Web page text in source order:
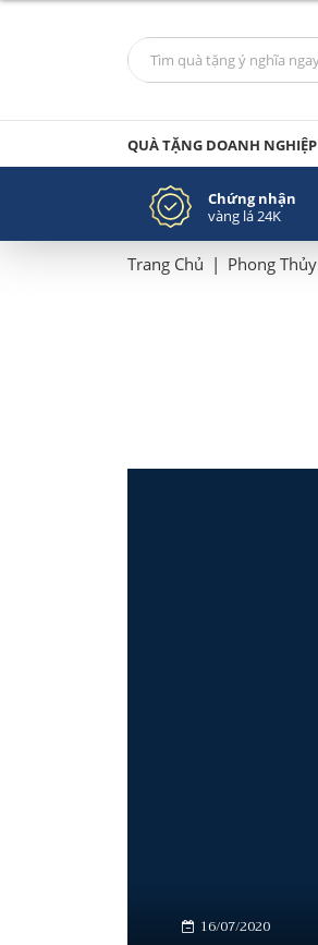
QUÀ TẶNG DOANH NGHIỆP
Chứng nhận
vàng lá 24K
Trang Chủ | Phong Thủy
16/07/2020